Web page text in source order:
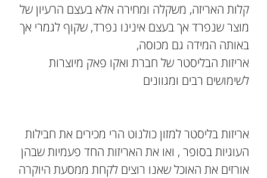
קלות האריזה, משקלה ומחירה אלא בעצם הרעיון של
מוצר שנפרד אך בעצם אינינו נפרד, שקוף לגמרי אך
באותה המידה גם מכוסה,
אריזות הבליסטר של חברת ואקו פאק מיוצרות
לשימושים רבים ומגוונים
אריזות בליסטר למזון כולנוט הרי מכירים את חבילות
העוגיות בסופר , ואו את האריזות החד פעמיות שבהן
אורזים את האוכל שאנו רוצים לקחת ממסעת היוקרה